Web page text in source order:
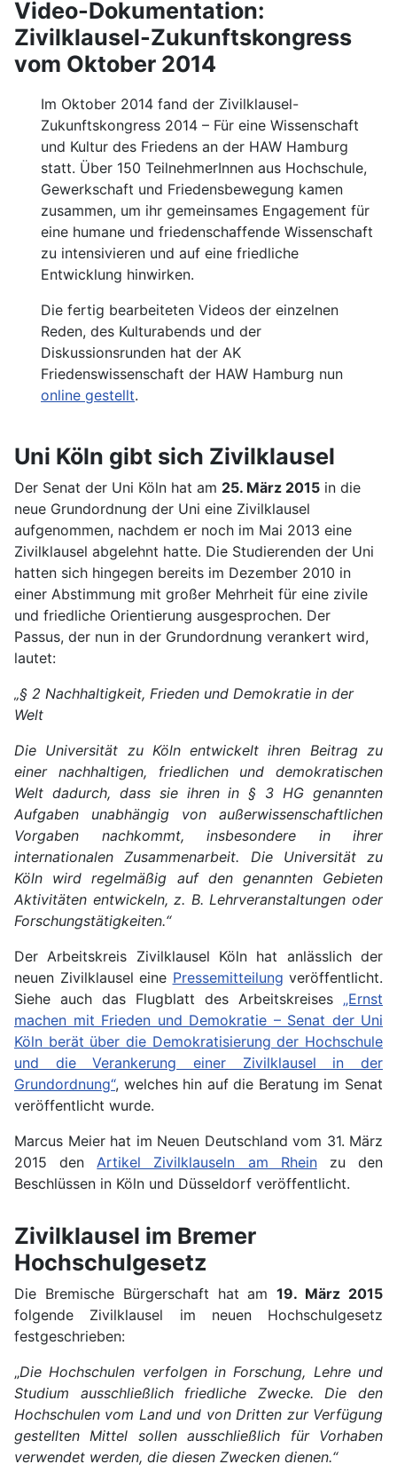
Video-Dokumentation:
Zivilklausel-Zukunftskongress
vom Oktober 2014
Im Oktober 2014 fand der Zivilklausel-
Zukunftskongress 2014 – Für eine Wissenschaft
und Kultur des Friedens an der HAW Hamburg
statt. Über 150 TeilnehmerInnen aus Hochschule,
Gewerkschaft und Friedensbewegung kamen
zusammen, um ihr gemeinsames Engagement für
eine humane und friedenschaffende Wissenschaft
zu intensivieren und auf eine friedliche
Entwicklung hinwirken.
Die fertig bearbeiteten Videos der einzelnen
Reden, des Kulturabends und der
Diskussionsrunden hat der AK
Friedenswissenschaft der HAW Hamburg nun
online gestellt.
Uni Köln gibt sich Zivilklausel
Der Senat der Uni Köln hat am 25. März 2015 in die
neue Grundordnung der Uni eine Zivilklausel
aufgenommen, nachdem er noch im Mai 2013 eine
Zivilklausel abgelehnt hatte. Die Studierenden der Uni
hatten sich hingegen bereits im Dezember 2010 in
einer Abstimmung mit großer Mehrheit für eine zivile
und friedliche Orientierung ausgesprochen. Der
Passus, der nun in der Grundordnung verankert wird,
lautet:
„§ 2 Nachhaltigkeit, Frieden und Demokratie in der
Welt
Die Universität zu Köln entwickelt ihren Beitrag zu
einer nachhaltigen, friedlichen und demokratischen
Welt dadurch, dass sie ihren in § 3 HG genannten
Aufgaben unabhängig von außerwissenschaftlichen
Vorgaben nachkommt, insbesondere in ihrer
internationalen Zusammenarbeit. Die Universität zu
Köln wird regelmäßig auf den genannten Gebieten
Aktivitäten entwickeln, z. B. Lehrveranstaltungen oder
Forschungstätigkeiten.“
Der Arbeitskreis Zivilklausel Köln hat anlässlich der
neuen Zivilklausel eine Pressemitteilung veröffentlicht.
Siehe auch das Flugblatt des Arbeitskreises „Ernst
machen mit Frieden und Demokratie – Senat der Uni
Köln berät über die Demokratisierung der Hochschule
und die Verankerung einer Zivilklausel in der
Grundordnung“, welches hin auf die Beratung im Senat
veröffentlicht wurde.
Marcus Meier hat im Neuen Deutschland vom 31. März
2015 den Artikel Zivilklauseln am Rheinzu den
Beschlüssen in Köln und Düsseldorf veröffentlicht.
Zivilklausel im Bremer
Hochschulgesetz
Die Bremische Bürgerschaft hat am19. März 2015
folgende Zivilklausel im neuen Hochschulgesetz
festgeschrieben:
„Die Hochschulen verfolgen in Forschung, Lehre und
Studium ausschließlich friedliche Zwecke. Die den
Hochschulen vom Land und von Dritten zur Verfügung
gestellten Mittel sollen ausschließlich für Vorhaben
verwendet werden, die diesen Zwecken dienen.“